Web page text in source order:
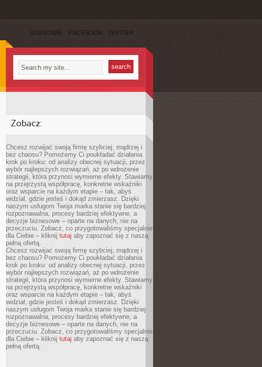
SUBSCRIBE FACEBOOK TWITTER
Zobacz:
Chcesz rozwijać swoją firmę szybciej, mądrzej i
bez chaosu? Pomożemy Ci poukładać działania
krok po kroku: od analizy obecnej sytuacji, przez
wybór najlepszych rozwiązań, aż po wdrożenie
strategii, która przynosi wymierne efekty. Stawiamy
na przejrzystą współpracę, konkretne wskaźniki
oraz wsparcie na każdym etapie – tak, abyś
widział, gdzie jesteś i dokąd zmierzasz. Dzięki
naszym usługom Twoja marka stanie się bardziej
rozpoznawalna, procesy bardziej efektywne, a
decyzje biznesowe – oparte na danych, nie na
przeczuciu. Zobacz, co przygotowaliśmy specjalnie
dla Ciebie – kliknij tutaj aby zapoznać się z naszą
pełną ofertą.
Chcesz rozwijać swoją firmę szybciej, mądrzej i
bez chaosu? Pomożemy Ci poukładać działania
krok po kroku: od analizy obecnej sytuacji, przez
wybór najlepszych rozwiązań, aż po wdrożenie
strategii, która przynosi wymierne efekty. Stawiamy
na przejrzystą współpracę, konkretne wskaźniki
oraz wsparcie na każdym etapie – tak, abyś
widział, gdzie jesteś i dokąd zmierzasz. Dzięki
naszym usługom Twoja marka stanie się bardziej
rozpoznawalna, procesy bardziej efektywne, a
decyzje biznesowe – oparte na danych, nie na
przeczuciu. Zobacz, co przygotowaliśmy specjalnie
dla Ciebie – kliknij tutaj aby zapoznać się z naszą
pełną ofertą.